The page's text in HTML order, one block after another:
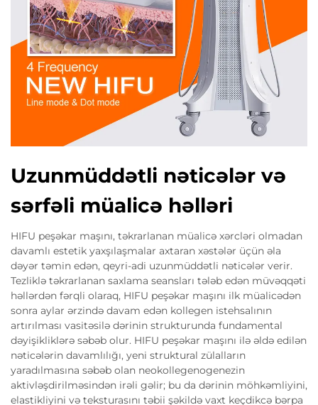
Uzunmüddətli nəticələr və
sərfəli müalicə həlləri
HIFU peşəkar maşını, təkrarlanan müalicə xərcləri olmadan
davamlı estetik yaxşılaşmalar axtaran xəstələr üçün əla
dəyər təmin edən, qeyri-adi uzunmüddətli nəticələr verir.
Tezliklə təkrarlanan saxlama seansları tələb edən müvəqqəti
həllərdən fərqli olaraq, HIFU peşəkar maşını ilk müalicədən
sonra aylar ərzində davam edən kollegen istehsalının
artırılması vasitəsilə dərinin strukturunda fundamental
dəyişikliklərə səbəb olur. HIFU peşəkar maşını ilə əldə edilən
nəticələrin davamlılığı, yeni struktural zülalların
yaradılmasına səbəb olan neokollegenogenezin
aktivləşdirilməsindən irəli gəlir; bu da dərinin möhkəmliyini,
elastikliyini və teksturasını təbii şəkildə vaxt keçdikcə bərpa